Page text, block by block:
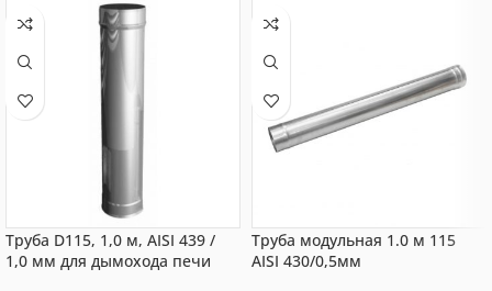
Труба D115, 1,0 м, AISI 439 /
1,0 мм для дымохода печи
Труба модульная 1.0 м 115
AISI 430/0,5мм